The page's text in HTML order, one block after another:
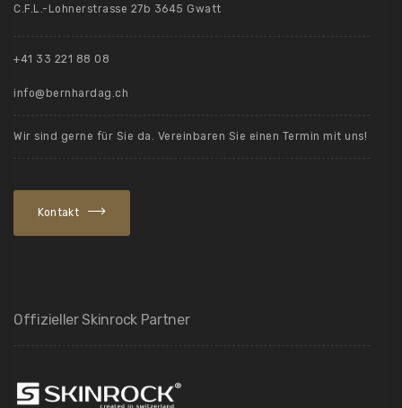
C.F.L.-Lohnerstrasse 27b 3645 Gwatt
+41 33 221 88 08
info@bernhardag.ch
Wir sind gerne für Sie da. Vereinbaren Sie einen Termin mit uns!
Kontakt
Offizieller Skinrock Partner